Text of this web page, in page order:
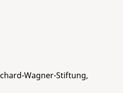
Wagner-Stiftung,